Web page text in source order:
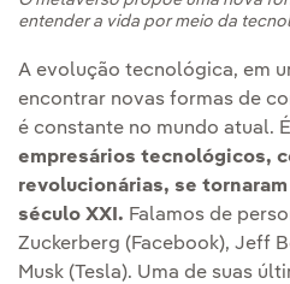
entender a vida por meio da
A evolução tecnológica, em
encontrar novas formas de
é constante no mundo atual.
empresários tecnológicos,
revolucionárias, se
século XXI. Falamos de
Zuckerberg (Facebook), Jeff
Musk (Tesla). Uma de suas